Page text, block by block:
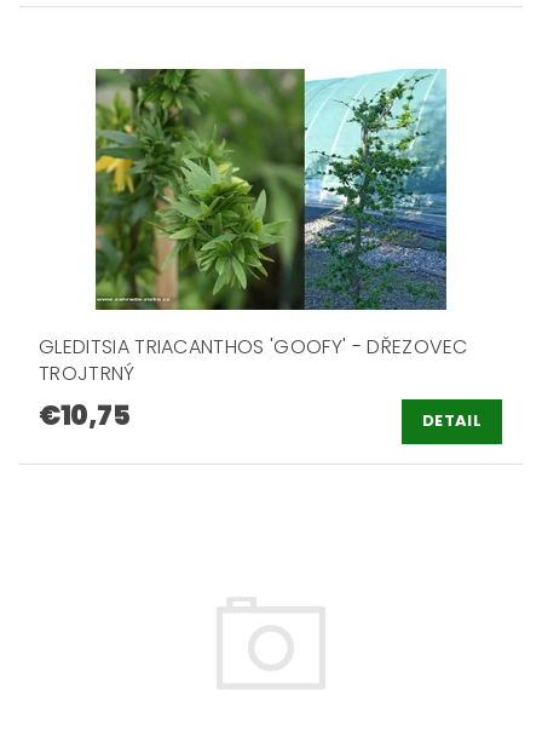
GLEDITSIA TRIACANTHOS 'GOOFY' - DŘEZOVEC
TROJTRNÝ
€10,75 DETAIL